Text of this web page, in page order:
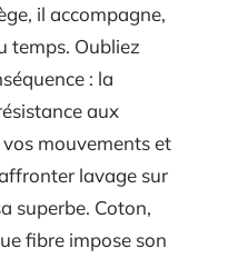
il accompagne,
temps. Oubliez
: la
aux
vos mouvements et
lavage sur
superbe. Coton,
fibre impose son